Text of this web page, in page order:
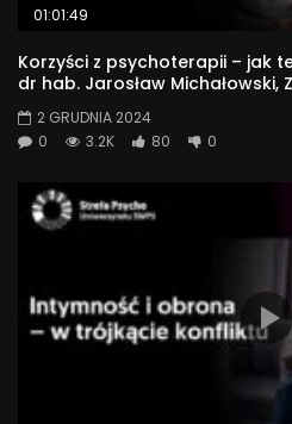
01:01:49
Korzyści z psychoterapii – jak
dr hab. Jarosław Michałowski,
2 GRUDNIA 2024
0
3.2K 80 0